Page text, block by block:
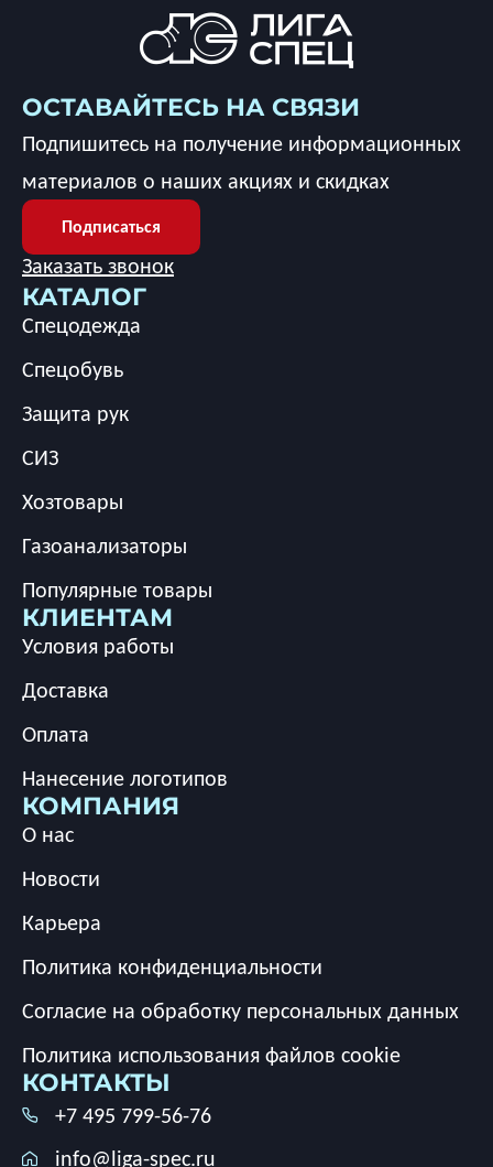
КАТАЛОГ
Спецодежда
Спецобувь
Защита рук
СИЗ
Хозтовары
Газоанализаторы
Популярные товары
КЛИЕНТАМ
Условия работы
Доставка
Оплата
Нанесение логотипов
КОМПАНИЯ
О нас
Новости
Карьера
Политика конфиденциальности
Согласие на обработку персональных данных
Политика использования файлов cookie
КОНТАКТЫ
+7 495 799-56-76
info@liga-spec.ru
ОСТАВАЙТЕСЬ НА СВЯЗИ
Подпишитесь на получение информационных
материалов о наших акциях и скидках
Подписаться
Заказать звонок